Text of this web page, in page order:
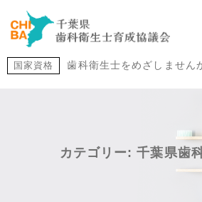
国家資格 歯科衛生士をめざしません
カテゴリー:千葉県歯